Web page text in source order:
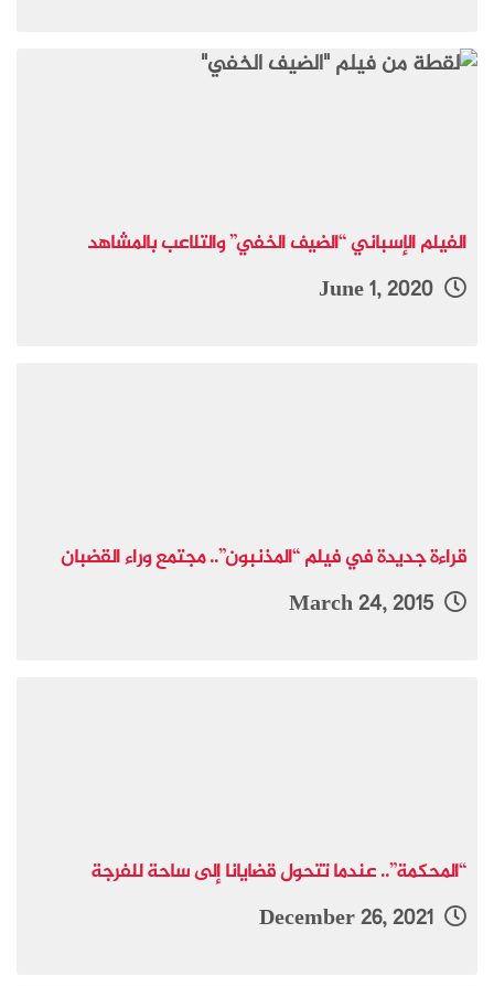
الفيلم الإسباني “الضيف الخفي” والتلاعب بالمشاهد
قراءة جديدة في فيلم “المذنبون”.. مجتمع وراء القضبان
“المحكمة”.. عندما تتحول قضايانا إلى ساحة للفرجة